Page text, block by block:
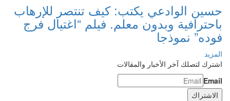
حسين الوادعي يكتب: كيف تنتصر للإرهاب
باحترافية وبدون معلم. فيلم “اغتيال فرج
فوده” نموذجا
المزيد
اشترك لتصلك آخر الأخبار والمقالات
Email